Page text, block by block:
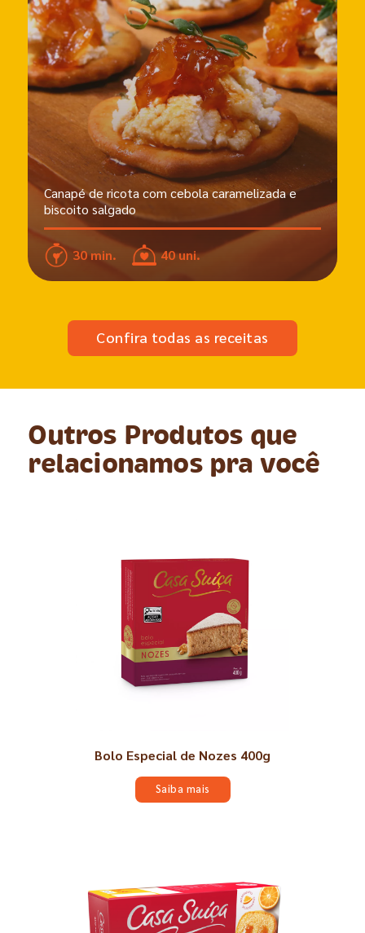
Canapé de ricota com cebola caramelizada e
biscoito salgado
30 min. 40 uni.
Confira todas as receitas
Outros Produtos que
relacionamos pra você
Bolo Especial de Nozes 400g
Saiba mais